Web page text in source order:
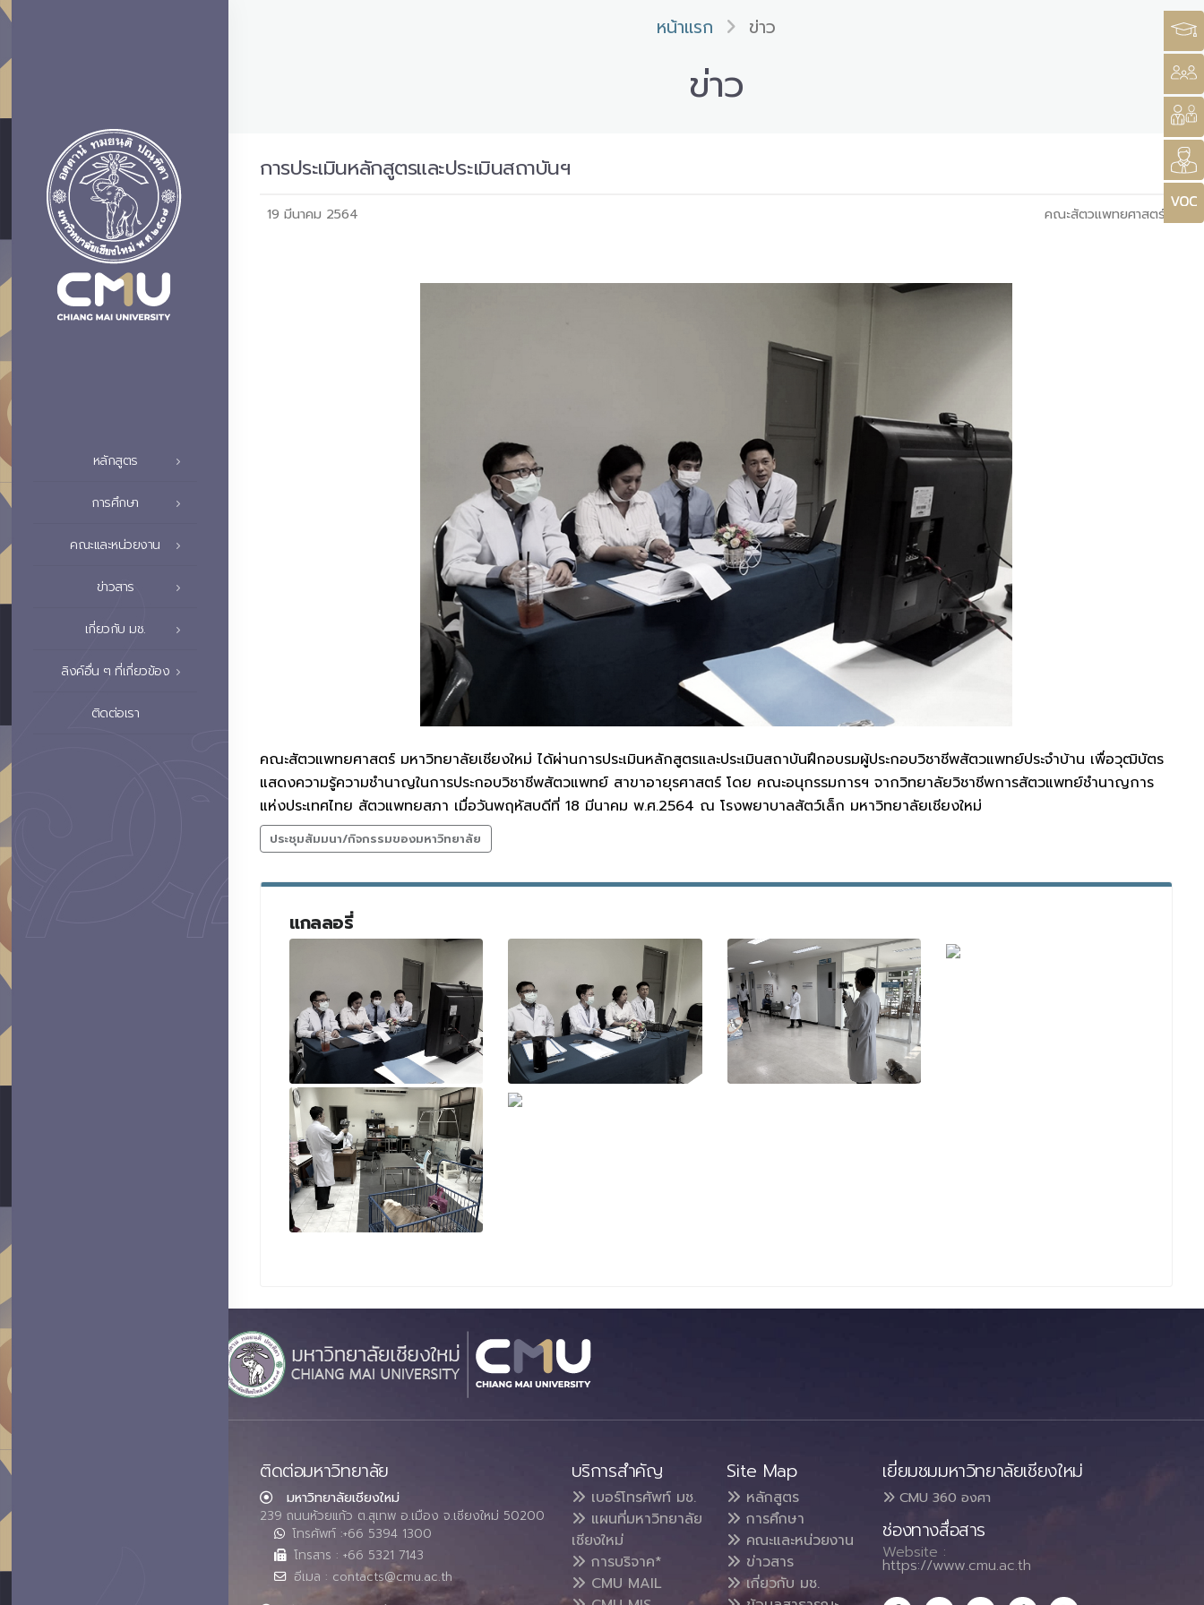
หลักสูตร
การศึกษา
คณะและหน่วยงาน
ข่าวสาร
เกี่ยวกับ มช.
ลิงค์อื่น ๆ ที่เกี่ยวข้อง
ติดต่อเรา
หน้าแรก ข่าว
ข่าว
การประเมินหลักสูตรและประเมินสถาบันฯ
19 มีนาคม 2564 คณะสัตวแพทยศาสตร์
คณะสัตวแพทยศาสตร์ มหาวิทยาลัยเชียงใหม่ ได้ผ่านการประเมินหลักสูตรและประเมินสถาบันฝึกอบรมผู้ประกอบวิชาชีพสัตวแพทย์ประจำบ้าน เพื่อวุฒิบัตร
แสดงความรู้ความชำนาญในการประกอบวิชาชีพสัตวแพทย์ สาขาอายุรศาสตร์ โดย คณะอนุกรรมการฯ จากวิทยาลัยวิชาชีพการสัตวแพทย์ชำนาญการ
แห่งประเทศไทย สัตวแพทยสภา เมื่อวันพฤหัสบดีที่ 18 มีนาคม พ.ศ.2564 ณ โรงพยาบาลสัตว์เล็ก มหาวิทยาลัยเชียงใหม่
ประชุมสัมมนา/กิจกรรมของมหาวิทยาลัย
แกลลอรี่
ติดต่อมหาวิทยาลัย
มหาวิทยาลัยเชียงใหม่
239 ถนนห้วยแก้ว ต.สุเทพ อ.เมือง จ.เชียงใหม่ 50200
โทรศัพท์ :+66 5394 1300
โทรสาร : +66 5321 7143
อีเมล : contacts@cmu.ac.th
บริการสำคัญ
เบอร์โทรศัพท์ มช.
แผนที่มหาวิทยาลัย
เชียงใหม่
การบริจาค*
CMU MAIL
Site Map
หลักสูตร
การศึกษา
คณะและหน่วยงาน
ข่าวสาร
เกี่ยวกับ มช.
เยี่ยมชมมหาวิทยาลัยเชียงใหม่
CMU 360 องศา
ช่องทางสื่อสาร
Website :
https://www.cmu.ac.th